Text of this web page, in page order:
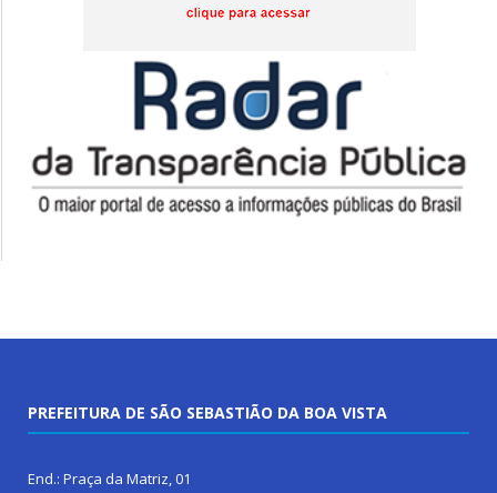
PREFEITURA DE SÃO SEBASTIÃO DA BOA VISTA
End.: Praça da Matriz, 01